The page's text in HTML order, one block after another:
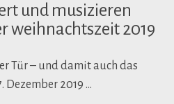
und musizieren
weihnachtszeit 2019
Tür – und damit auch das
Dezember 2019 …